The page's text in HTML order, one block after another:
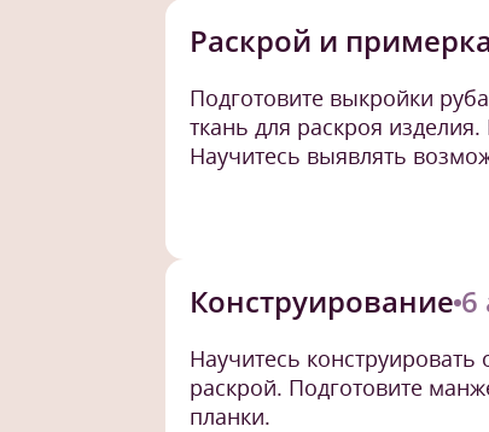
Раскрой и примерка
Подготовите выкройки
ткань для раскроя
Научитесь выявлять
Конструирование 6
Научитесь
раскрой. Подготовите
планки.